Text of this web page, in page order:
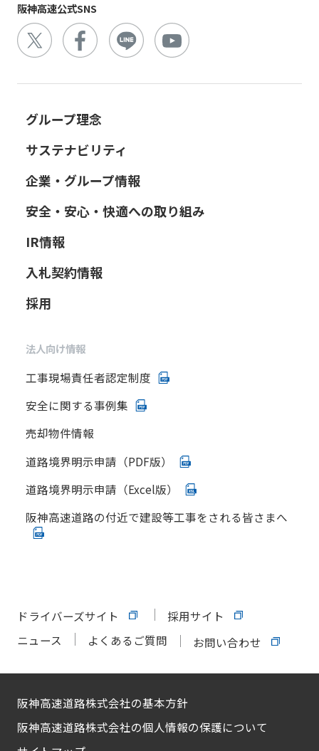
阪神高速公式SNS
グループ理念
サステナビリティ
企業・グループ情報
安全・安心・快適への取り組み
IR情報
入札契約情報
採用
法人向け情報
工事現場責任者認定制度
安全に関する事例集
売却物件情報
道路境界明示申請（PDF版）
道路境界明示申請（Excel版）
阪神高速道路の付近で建設等工事をされる皆さまへ
ドライバーズサイト
採用サイト
ニュース
よくあるご質問 お問い合わせ
阪神高速道路株式会社の基本方針
阪神高速道路株式会社の個人情報の保護について